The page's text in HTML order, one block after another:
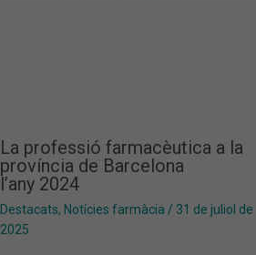
La professió farmacèutica a la
província de Barcelona
l’any 2024
Destacats, Notícies farmàcia / 31 de juliol de
2025